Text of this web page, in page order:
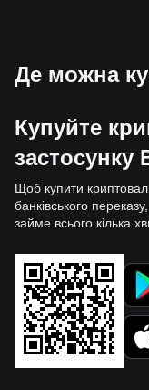
Де можна
Купуйте
застосунку
Щоб купити
банківського
займе всього кілька